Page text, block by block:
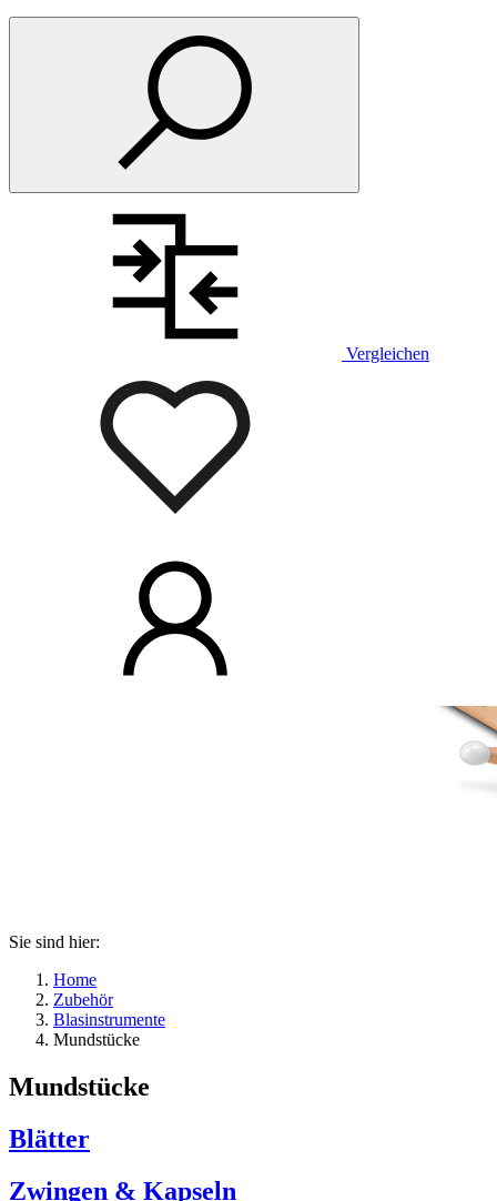
Vergleichen
Sie sind hier:
Home
Zubehör
Blasinstrumente
Mundstücke
Mundstücke
Blätter
Zwingen & Kapseln